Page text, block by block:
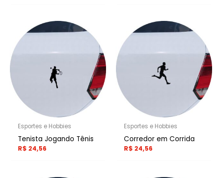
Esportes e Hobbies
Tenista Jogando Tênis
R$ 24,56
Esportes e Hobbies
Corredor em Corrida
R$ 24,56